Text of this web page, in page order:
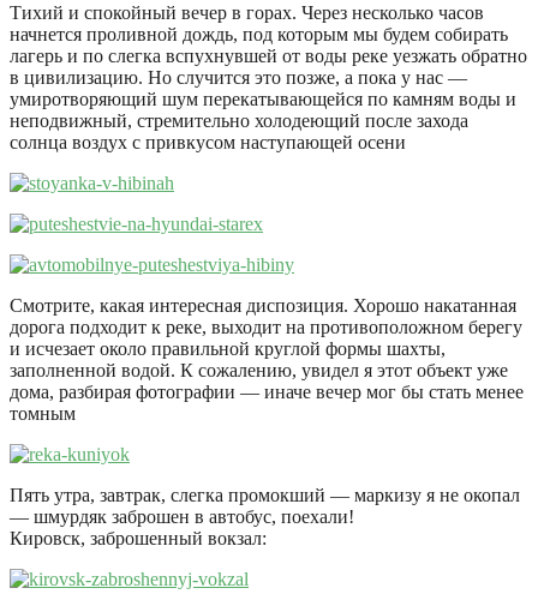
Тихий и спокойный вечер в горах. Через несколько часов
начнется проливной дождь, под которым мы будем собирать
лагерь и по слегка вспухнувшей от воды реке уезжать обратно
в цивилизацию. Но случится это позже, а пока у нас —
умиротворяющий шум перекатывающейся по камням воды и
неподвижный, стремительно холодеющий после захода
солнца воздух с привкусом наступающей осени
Смотрите, какая интересная диспозиция. Хорошо накатанная
дорога подходит к реке, выходит на противоположном берегу
и исчезает около правильной круглой формы шахты,
заполненной водой. К сожалению, увидел я этот объект уже
дома, разбирая фотографии — иначе вечер мог бы стать менее
томным
Пять утра, завтрак, слегка промокший — маркизу я не окопал
— шмурдяк заброшен в автобус, поехали!
Кировск, заброшенный вокзал: